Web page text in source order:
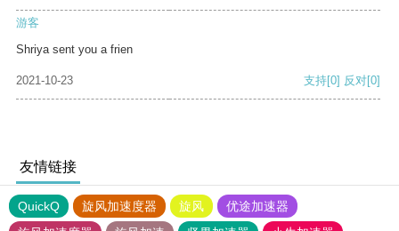
游客
Shriya sent you a frien
2021-10-23 支持[0] 反对[0]
友情链接
QuickQ 旋风加速度器 旋风
优途加速器